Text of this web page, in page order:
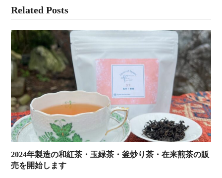
Related Posts
2024年製造の和紅茶・玉緑茶・釜炒り茶・在来煎茶の販
売を開始します